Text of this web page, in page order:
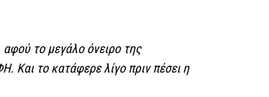
αφού το μεγάλο όνειρο της
Και το κατάφερε λίγο πριν πέσει η